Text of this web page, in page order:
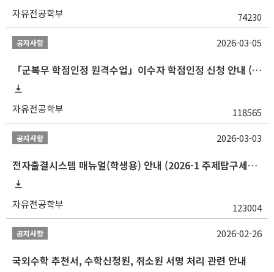
자유전공학부 74230
공지사항
「군복무 학점인정 원격수업」이수자 학점인정 신청 안내 (2025-2 이전 군복무 원격수업 수강자 필독)
자유전공학부 118565
2026-03-05
공지사항
전자출결시스템 매뉴얼(학생용) 안내 (2026-1 주제탐구세미나 1 (001 분반) 등)
자유전공학부 123004
2026-03-03
공지사항
국외수학 추천서, 수학신청원, 취소원 서명 처리 관련 안내
2026-02-26